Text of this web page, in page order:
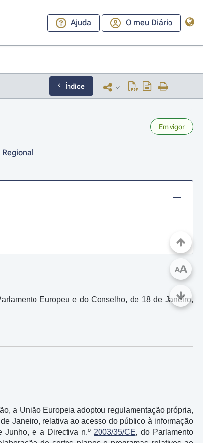
Ajuda O meu Diário
Índice
Em vigor
Europeu e do Conselho, de 18 de Janeiro,
a União Europeia adoptou regulamentação própria,
Janeiro, relativa ao acesso do público à informação
Junho, e a Directiva n.º 2003/35/CE, do Parlamento
AA